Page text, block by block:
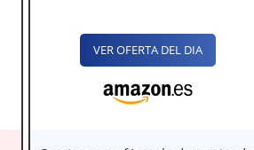
VER OFERTA DEL DIA